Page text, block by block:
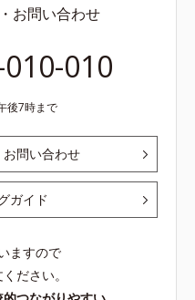
お問い合わせ
010
後7時まで
問い合わせ
ガイド
ますので
ださい。